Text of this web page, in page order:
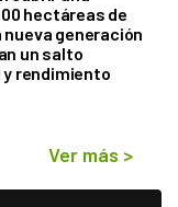
hectáreas de
generación
un salto
rendimiento
Ver más >